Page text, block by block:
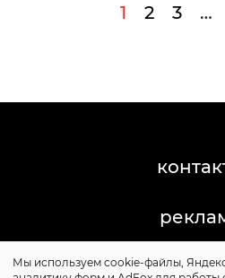
1 2 3 …
©2011-2026
Мы используем cookie-файлы,